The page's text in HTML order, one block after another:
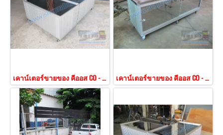
เคาน์เตอร์ขายของ คีออส CO - 151 เคาน์เตอร์ขายของ คีออส CO - 154